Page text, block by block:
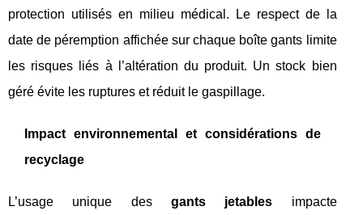
protection utilisés en milieu médical. Le respect de la
date de péremption affichée sur chaque boîte gants limite
les risques liés à l’altération du produit. Un stock bien
géré évite les ruptures et réduit le gaspillage.
Impact environnemental et considérations de
recyclage
L’usage unique des gants jetables impacte